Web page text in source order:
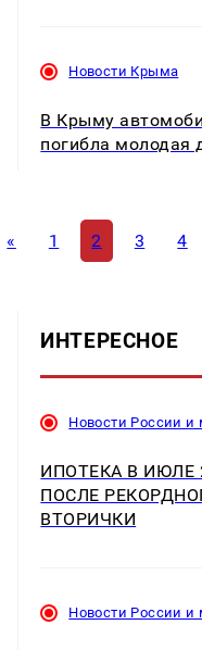
Новости Крыма
В Крыму
погибла молодая
« 1 2 3 4
ИНТЕРЕСНОЕ
Новости России и
ИПОТЕКА В ИЮЛЕ
ПОСЛЕ
ВТОРИЧКИ
Новости России и